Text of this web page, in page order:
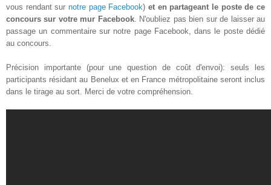
vous rendant sur notre page Facebook)et en partageant le poste de ce
concours sur votre mur Facebook. N'oubliez pas bien sur de laisser au
passage un commentaire sur notre page Facebook, dans le poste dédié
au concours.
Précision importante (pour une question de coût d'envoi): seuls les
participants résidant au Benelux et en France métropolitaine seront inclus
dans le tirage au sort. Merci de votre compréhension.